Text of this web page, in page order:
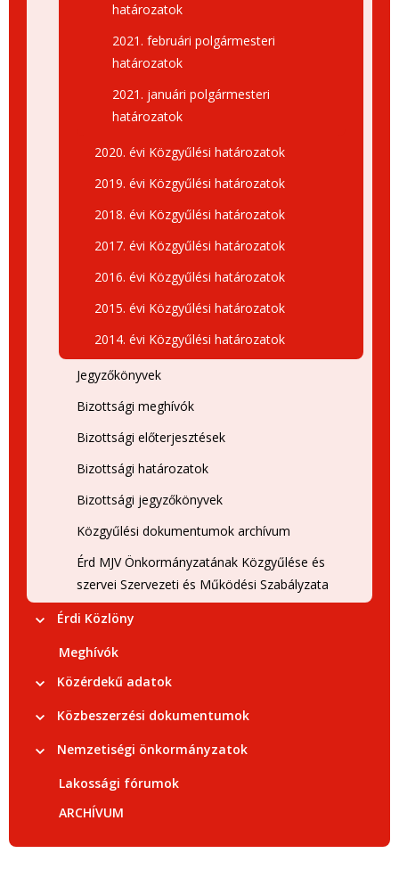
határozatok
2021. februári polgármesteri
határozatok
2021. januári polgármesteri
határozatok
2020. évi Közgyűlési határozatok
2019. évi Közgyűlési határozatok
2018. évi Közgyűlési határozatok
2017. évi Közgyűlési határozatok
2016. évi Közgyűlési határozatok
2015. évi Közgyűlési határozatok
2014. évi Közgyűlési határozatok
Jegyzőkönyvek
Bizottsági meghívók
Bizottsági előterjesztések
Bizottsági határozatok
Bizottsági jegyzőkönyvek
Közgyűlési dokumentumok archívum
Érd MJV Önkormányzatának Közgyűlése és
szervei Szervezeti és Működési Szabályzata
Érdi Közlöny
Meghívók
Közérdekű adatok
Közbeszerzési dokumentumok
Nemzetiségi önkormányzatok
Lakossági fórumok
ARCHÍVUM